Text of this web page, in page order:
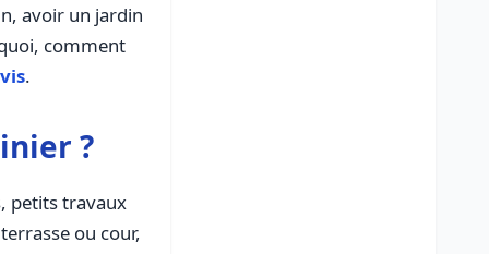
avoir un jardin
comment
.
?
petits travaux
ou cour,